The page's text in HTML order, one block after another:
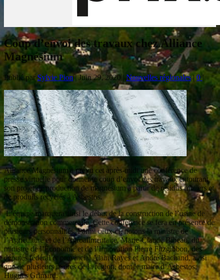
Coup d’envoi des travaux chez Alliance
Magnésium
Publié par Sylvie Pion|Juin 29, 2020 | Nouvelles régionales| 0|
Alliance Magnésium a prévu cet après-midi une conférence de
presse virtuelle pour donner le coup d’envoi des travaux entourant
son projet de production de magnésium à partir de résidus miniers et
de produits recyclés à Asbestos.
L’équipe marquera ainsi le début de la construction de l’usine de
démonstration commerciale. Cette conférence se fera en présence de
plusieurs personnalités. Parmi ceux-ci, notons la ministre de
l’Agriculture et de l’Agroalimentaire, Marie-Claude Bibeau, du
ministre de l’Économie et de l’Innovation Pierre Fitzgibbon, des
députés fédéral et provincial Alain Rayes et André Bachand, ainsi
que de plusieurs maires de la région, dont le maire d’Asbestos,
Hugues Grimard.